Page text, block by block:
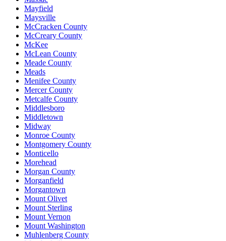
Mayfield
Maysville
McCracken County
McCreary County
McKee
McLean County
Meade County
Meads
Menifee County
Mercer County
Metcalfe County
Middlesboro
Middletown
Midway
Monroe County
Montgomery County
Monticello
Morehead
Morgan County
Morganfield
Morgantown
Mount Olivet
Mount Sterling
Mount Vernon
Mount Washington
Muhlenberg County